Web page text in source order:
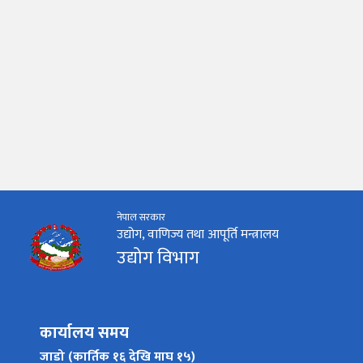
नेपाल सरकार
उद्योग, वाणिज्य तथा आपूर्ति मन्त्रालय
उद्योग विभाग
कार्यालय समय
जाडो (कार्तिक १६ देखि माघ १५)